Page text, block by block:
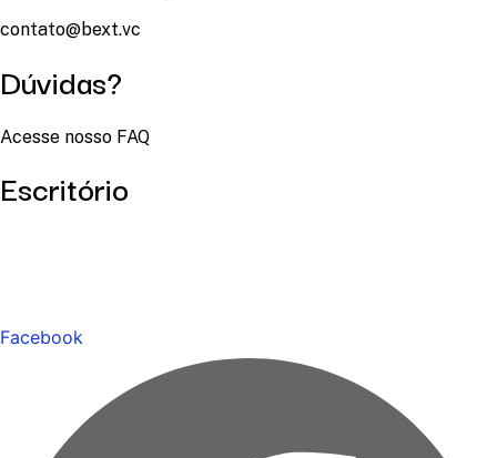
contato@bext.vc
Dúvidas?
Acesse nosso FAQ
Escritório
Facebook